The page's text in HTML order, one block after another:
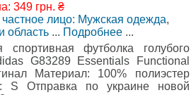
349 грн. ₴
лицо: Мужская одежда,
область ... Подробнее ...
спортивная футболка голубого
G83289 Essentials Functional
Материал: 100% полиэстер
S Отправка по украине новой